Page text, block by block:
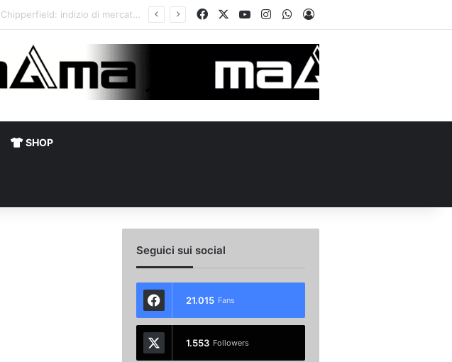
Calciomercato, l’ex Avellino Le Borgne conteso da due club cadetti: la situazione FacebookYou TubeInstagramWhatsApp
Accedi
SHOP
Seguici sui social
21.015 Fans
1.553 Followers